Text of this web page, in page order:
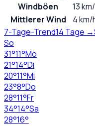
Windböen
13
Mittlerer Wind
4 km/
7-Tage-Trend14 Tage →
So
31°11°Mo
21°14°Di
20°11°Mi
23°8°Do
28°11°Fr
34°14°Sa
28°16°